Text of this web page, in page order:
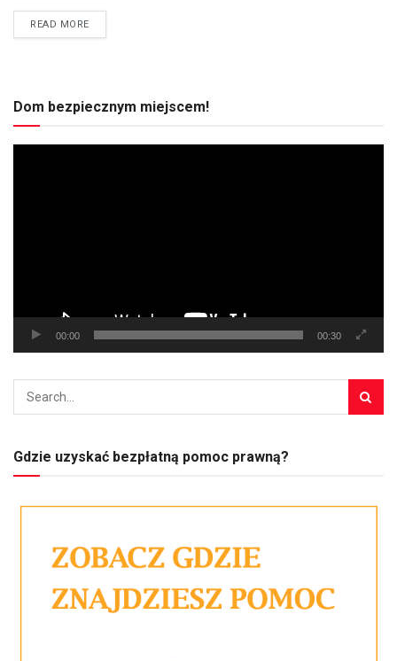
READ MORE
Dom bezpiecznym miejscem!
00:00 00:30
Gdzie uzyskać bezpłatną pomoc prawną?